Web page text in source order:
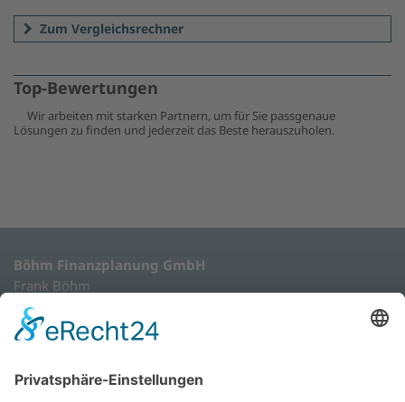
Zum Vergleichsrechner
Top-Bewertungen
Wir arbeiten mit starken Partnern, um für Sie passgenaue
Lösungen zu finden und jederzeit das Beste herauszuholen.
Böhm Finanzplanung GmbH
Frank Böhm
Speicker Straße 9 - 13
41061 Mönchengladbach
info@boehm-finanzplanung.de